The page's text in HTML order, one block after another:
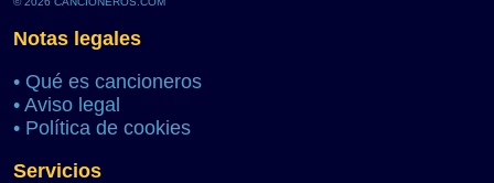
Notas legales
• Qué es cancioneros
• Aviso legal
• Política de cookies
Servicios